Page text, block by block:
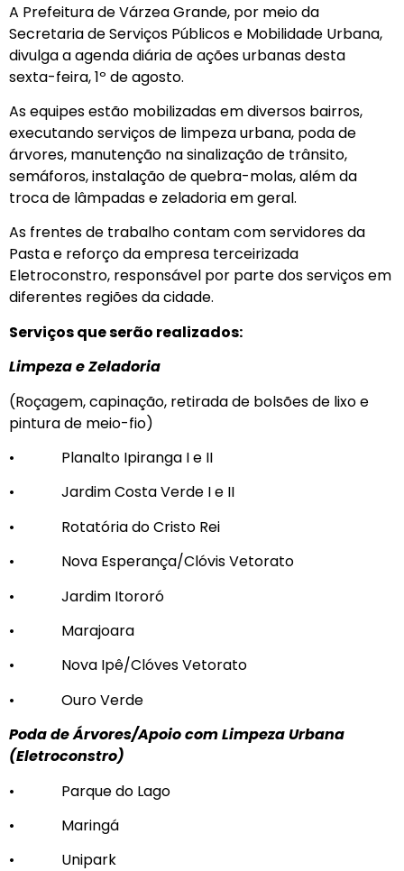
A Prefeitura de Várzea Grande, por meio da
Secretaria de Serviços Públicos e Mobilidade Urbana,
divulga a agenda diária de ações urbanas desta
sexta-feira, 1º de agosto.
As equipes estão mobilizadas em diversos bairros,
executando serviços de limpeza urbana, poda de
árvores, manutenção na sinalização de trânsito,
semáforos, instalação de quebra-molas, além da
troca de lâmpadas e zeladoria em geral.
As frentes de trabalho contam com servidores da
Pasta e reforço da empresa terceirizada
Eletroconstro, responsável por parte dos serviços em
diferentes regiões da cidade.
Serviços que serão realizados:
Limpeza e Zeladoria
(Roçagem, capinação, retirada de bolsões de lixo e
pintura de meio-fio)
• Planalto Ipiranga I e II
• Jardim Costa Verde I e II
• Rotatória do Cristo Rei
• Nova Esperança/Clóvis Vetorato
• Jardim Itororó
• Marajoara
• Nova Ipê/Clóves Vetorato
• Ouro Verde
Poda de Árvores/Apoio com Limpeza Urbana
(Eletroconstro)
• Parque do Lago
• Maringá
• Unipark